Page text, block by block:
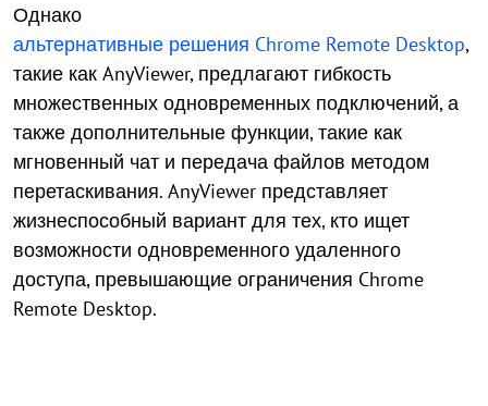
Однако
альтернативные решения Chrome Remote Desktop,
такие как AnyViewer, предлагают гибкость
множественных одновременных подключений, а
также дополнительные функции, такие как
мгновенный чат и передача файлов методом
перетаскивания. AnyViewer представляет
жизнеспособный вариант для тех, кто ищет
возможности одновременного удаленного
доступа, превышающие ограничения Chrome
Remote Desktop.